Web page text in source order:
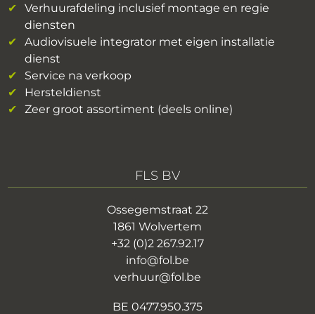
Verhuurafdeling inclusief montage en regie
diensten
Audiovisuele integrator met eigen installatie
dienst
Service na verkoop
Hersteldienst
Zeer groot assortiment (deels online)
FLS BV
Ossegemstraat 22
1861 Wolvertem
+32 (0)2 267.92.17
info@fol.be
verhuur@fol.be
BE 0477.950.375